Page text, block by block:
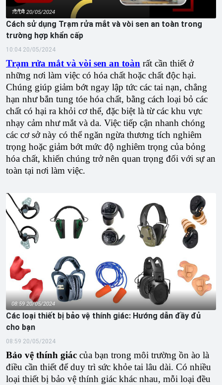
10:04 20/05/2024
Cách sử dụng Trạm rửa mắt và vòi sen an toàn trong
trường hợp khẩn cấp
10:04 20/05/2024
Trạm rửa mắt và vòi sen an toàn rất cần thiết ở
những nơi làm việc có hóa chất hoặc chất độc hại.
Chúng giúp giảm bớt ngay lập tức các tai nạn, chẳng
hạn như bắn tung tóe hóa chất, bằng cách loại bỏ các
chất có hại ra khỏi cơ thể, đặc biệt là từ các khu vực
nhạy cảm như mắt và da. Việc tiếp cận nhanh chóng
các cơ sở này có thể ngăn ngừa thương tích nghiêm
trọng hoặc giảm bớt mức độ nghiêm trọng của bỏng
hóa chất, khiến chúng trở nên quan trọng đối với sự an
toàn tại nơi làm việc.
08:59 20/05/2024
Các loại thiết bị bảo vệ thính giác: Hướng dẫn đầy đủ
cho bạn
08:59 20/05/2024
Bảo vệ thính giác của bạn trong môi trường ồn ào là
điều cần thiết để duy trì sức khỏe tai lâu dài. Có nhiều
loại thiết bị bảo vệ thính giác khác nhau, mỗi loại đều